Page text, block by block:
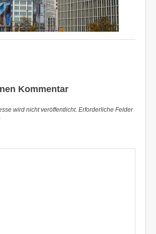
Kommentar
wird nicht veröffentlicht. Erforderliche Felder